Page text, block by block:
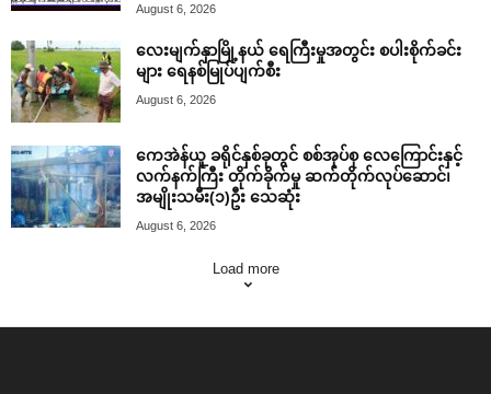
August 6, 2026
လေးမျက်နှာမြို့နယ် ရေကြီးမှုအတွင်း စပါးစိုက်ခင်း
များ ရေနစ်မြုပ်ပျက်စီး
August 6, 2026
ကေအဲန်ယူ ခရိုင်နှစ်ခုတွင် စစ်အုပ်စု လေကြောင်းနှင့်
လက်နက်ကြီး တိုက်ခိုက်မှု ဆက်တိုက်လုပ်ဆောင်၊
အမျိုးသမီး(၁)ဦး သေဆုံး
August 6, 2026
Load more